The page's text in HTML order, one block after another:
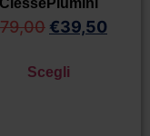
CiessePiumini
79,00 €39,50
Scegli